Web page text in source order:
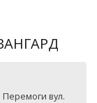
вул.